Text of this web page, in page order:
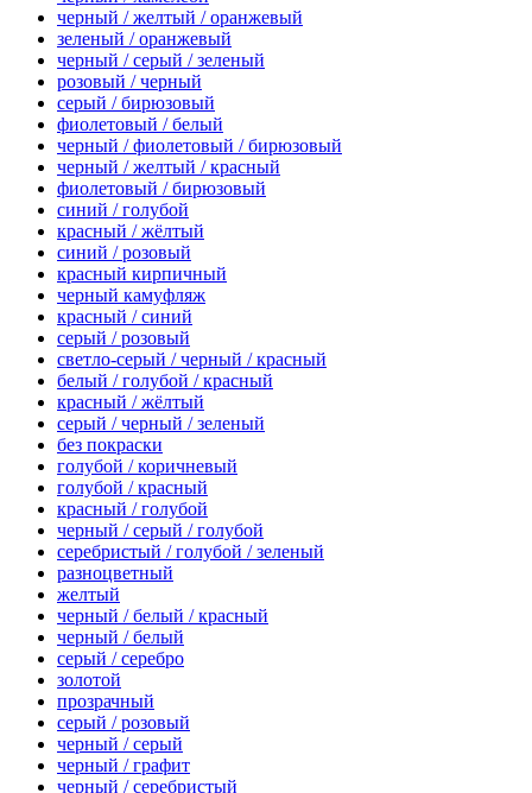
черный / желтый / оранжевый
зеленый / оранжевый
черный / серый / зеленый
розовый / черный
серый / бирюзовый
фиолетовый / белый
черный / фиолетовый / бирюзовый
черный / желтый / красный
фиолетовый / бирюзовый
синий / голубой
красный / жёлтый
синий / розовый
красный кирпичный
черный камуфляж
красный / синий
серый / розовый
светло-серый / черный / красный
белый / голубой / красный
красный / жёлтый
серый / черный / зеленый
без покраски
голубой / коричневый
голубой / красный
красный / голубой
черный / серый / голубой
серебристый / голубой / зеленый
разноцветный
желтый
черный / белый / красный
черный / белый
серый / серебро
золотой
прозрачный
серый / розовый
черный / серый
черный / графит
черный / серебристый